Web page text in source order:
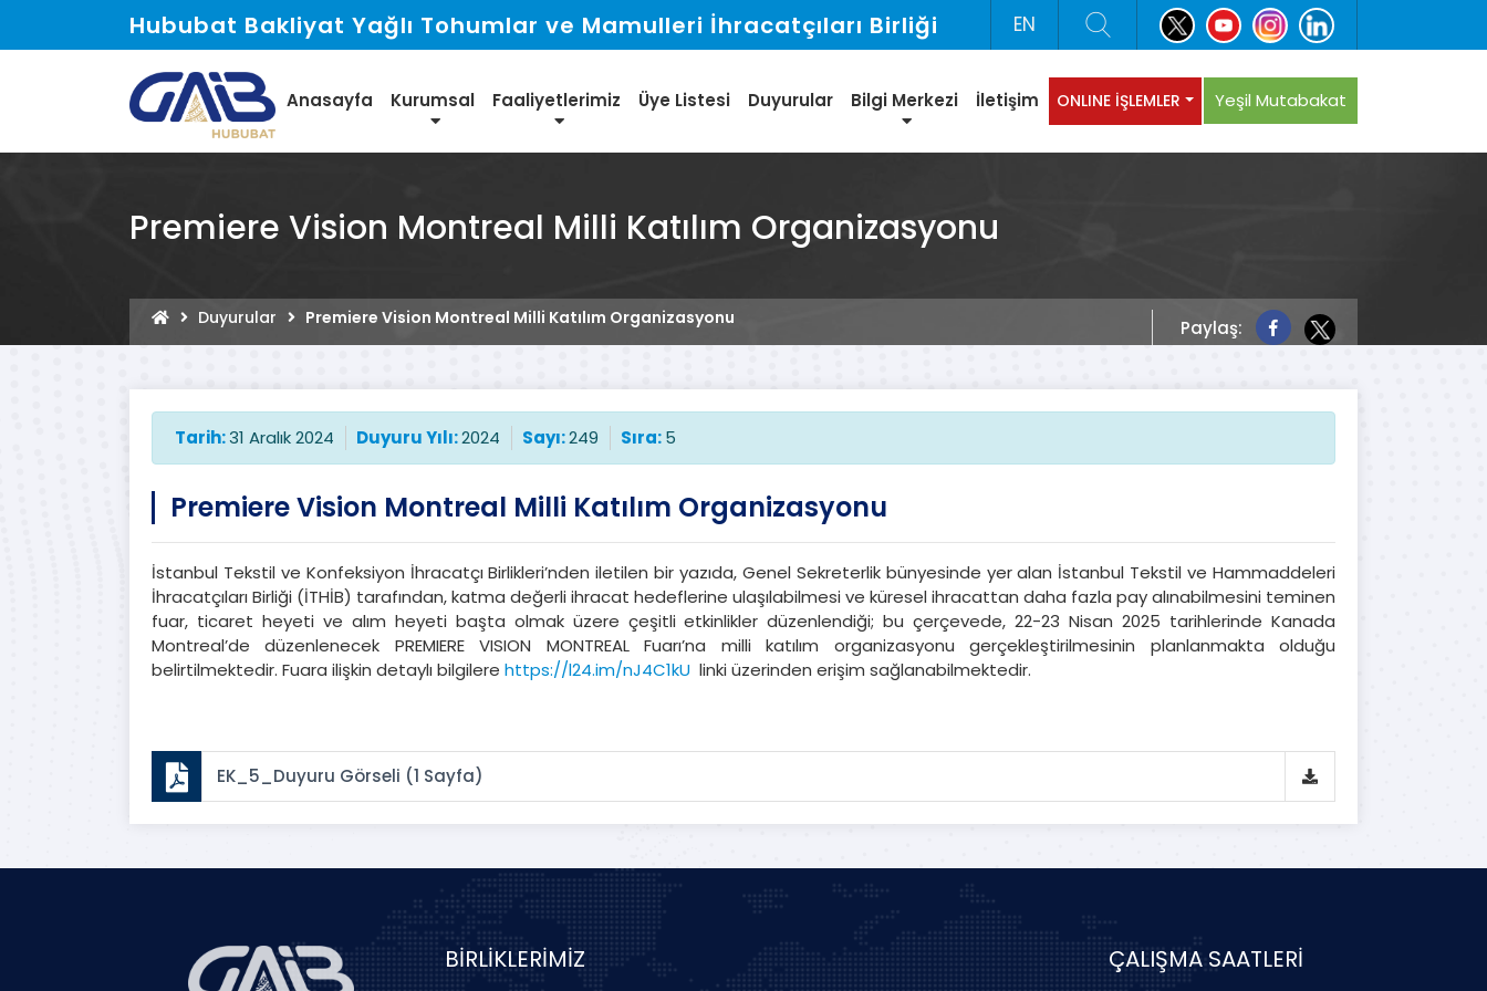
Hububat Bakliyat Yağlı Tohumlar ve Mamulleri İhracatçıları Birliği EN
Anasayfa Kurumsal Faaliyetlerimiz Üye Listesi Duyurular Bilgi Merkezi İletişim ONLINE İŞLEMLER Yeşil Mutabakat
Premiere Vision Montreal Milli Katılım Organizasyonu
Duyurular Premiere Vision Montreal Milli Katılım Organizasyonu Paylaş:
Tarih:31 Aralık 2024 Duyuru Yılı:2024 Sayı:249 Sıra:5
Premiere Vision Montreal Milli Katılım Organizasyonu
İstanbul Tekstil ve Konfeksiyon İhracatçı Birlikleri’nden iletilen bir yazıda, Genel Sekreterlik bünyesinde yer alan İstanbul Tekstil ve Hammaddeleri
İhracatçıları Birliği (İTHİB) tarafından, katma değerli ihracat hedeflerine ulaşılabilmesi ve küresel ihracattan daha fazla pay alınabilmesini teminen
fuar, ticaret heyeti ve alım heyeti başta olmak üzere çeşitli etkinlikler düzenlendiği; bu çerçevede, 22-23 Nisan 2025 tarihlerinde Kanada
Montreal’de düzenlenecek PREMIERE VISION MONTREAL Fuarı’na milli katılım organizasyonu gerçekleştirilmesinin planlanmakta olduğu
belirtilmektedir. Fuara ilişkin detaylı bilgilere https://l24.im/nJ4C1kU linki üzerinden erişim sağlanabilmektedir.
EK_5_Duyuru Görseli (1 Sayfa)
BİRLİKLERİMİZ ÇALIŞMA SAATLERİ